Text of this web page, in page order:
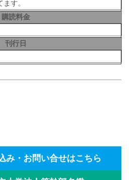
す。
購読料金
刊行日
み・お問い合せはこちら